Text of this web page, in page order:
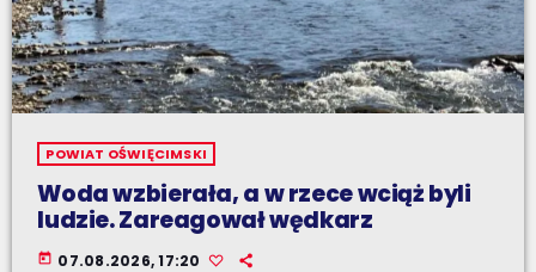
POWIAT OŚWIĘCIMSKI
Woda wzbierała, a w rzece wciąż byli
ludzie. Zareagował wędkarz
today 07.08.2026, 17:20